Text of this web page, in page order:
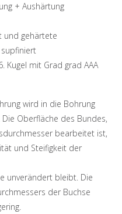
+ Aushärtung
und gehärtete
Kugel mit Grad grad AAA
wird in die Bohrung
Oberfläche des Bundes,
bearbeitet ist,
und Steifigkeit der
unverändert bleibt. Die
der Buchse